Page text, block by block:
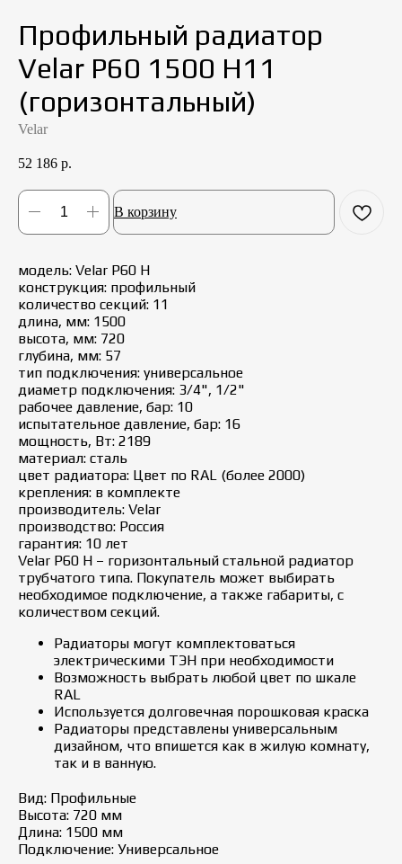
Профильный радиатор
Velar P60 1500 Н11
(горизонтальный)
Velar
52 186 р.
В корзину
модель: Velar P60 Н
конструкция: профильный
количество секций: 11
длина, мм: 1500
высота, мм: 720
глубина, мм: 57
тип подключения: универсальное
диаметр подключения: 3/4", 1/2"
рабочее давление, бар: 10
испытательное давление, бар: 16
мощность, Вт: 2189
материал: сталь
цвет радиатора: Цвет по RAL (более 2000)
крепления: в комплекте
производитель: Velar
производство: Россия
гарантия: 10 лет
Velar P60 H – горизонтальный стальной радиатор
трубчатого типа. Покупатель может выбирать
необходимое подключение, а также габариты, с
количеством секций.
Радиаторы могут комплектоваться
электрическими ТЭН при необходимости
Возможность выбрать любой цвет по шкале
RAL
Используется долговечная порошковая краска
Радиаторы представлены универсальным
дизайном, что впишется как в жилую комнату,
так и в ванную.
Вид: Профильные
Высота: 720 мм
Длина: 1500 мм
Подключение: Универсальное